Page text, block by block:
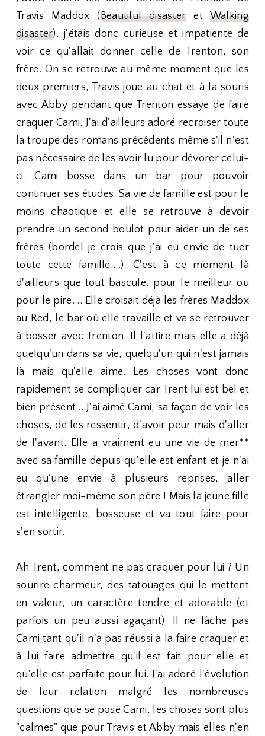
Travis Maddox (Beautiful disasteret Walking
disaster), j'étais donc curieuse et impatiente de
voir ce qu'allait donner celle de Trenton, son
frère. On se retrouve au même moment que les
deux premiers, Travis joue au chat et à la souris
avec Abby pendant que Trenton essaye de faire
craquer Cami. J'ai d'ailleurs adoré recroiser toute
la troupe des romans précédents même s'il n'est
pas nécessaire de les avoir lu pour dévorer celui-
ci. Cami bosse dans un bar pour pouvoir
continuer ses études. Sa vie de famille est pour le
moins chaotique et elle se retrouve à devoir
prendre un second boulot pour aider un de ses
frères (bordel je crois que j'ai eu envie de tuer
toute cette famille....). C'est à ce moment là
d'ailleurs que tout bascule, pour le meilleur ou
pour le pire.... Elle croisait déjà les frères Maddox
au Red, le bar où elle travaille et va se retrouver
à bosser avec Trenton. Il l'attire mais elle a déjà
quelqu'un dans sa vie, quelqu'un qui n'est jamais
là mais qu'elle aime. Les choses vont donc
rapidement se compliquer car Trent lui est bel et
bien présent... J'ai aimé Cami, sa façon de voir les
choses, de les ressentir, d'avoir peur mais d'aller
de l'avant. Elle a vraiment eu une vie de mer**
avec sa famille depuis qu'elle est enfant et je n'ai
eu qu'une envie à plusieurs reprises, aller
étrangler moi-même son père ! Mais la jeune fille
est intelligente, bosseuse et va tout faire pour
s'en sortir.
Ah Trent, comment ne pas craquer pour lui ? Un
sourire charmeur, des tatouages qui le mettent
en valeur, un caractère tendre et adorable (et
parfois un peu aussi agaçant). Il ne lâche pas
Cami tant qu'il n'a pas réussi à la faire craquer et
à lui faire admettre qu'il est fait pour elle et
qu'elle est parfaite pour lui. J'ai adoré l'évolution
de leur relation malgré les nombreuses
questions que se pose Cami, les choses sont plus
"calmes" que pour Travis et Abby mais elles n'en